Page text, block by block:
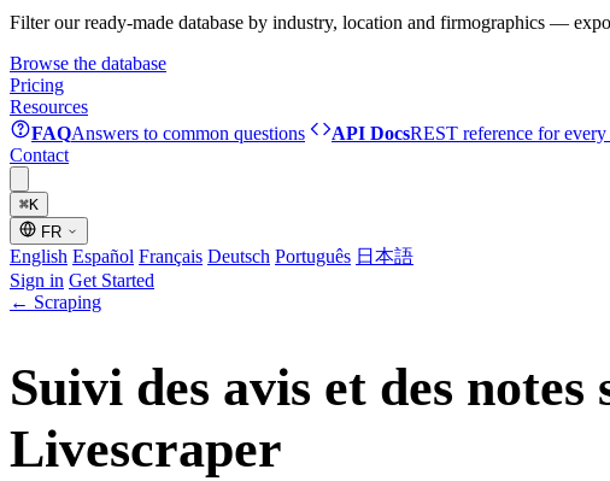
Filter our ready-made database by industry, location and firmographics —
Browse the database
Pricing
Resources
FAQAnswers to common questions API DocsREST reference for every
Contact
⌘K
FR
English Español Français Deutsch Português 日本語
Sign in Get Started
← Scraping
Suivi des avis et des
Livescraper